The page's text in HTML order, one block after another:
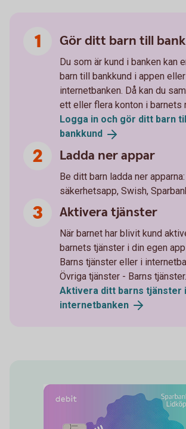
Gör ditt barn till
Du som är kund i banken kan
barn till bankkund i appen eller
internetbanken. Då kan du
ett eller flera konton i barnets
Logga in och gör ditt barn
bankkund
Ladda ner appar
Be ditt barn ladda ner
säkerhetsapp, Swish,
Aktivera tjänster
När barnet har blivit kund
barnets tjänster i din egen
Barns tjänster eller i
Övriga tjänster - Barns tjänster.
Aktivera ditt barns tjänster i
internetbanken